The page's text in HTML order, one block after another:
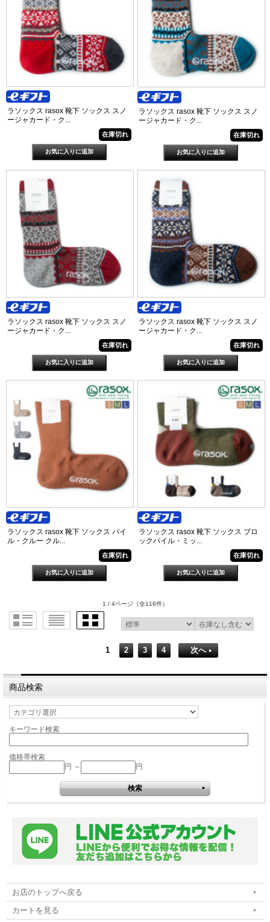
ラソックス rasox 靴下 ソックス スノ
ージャカード・ク...
在庫切れ
ラソックス rasox 靴下 ソックス スノ
ージャカード・ク...
在庫切れ
ラソックス rasox 靴下 ソックス スノ
ージャカード・ク...
在庫切れ
ラソックス rasox 靴下 ソックス スノ
ージャカード・ク...
在庫切れ
ラソックス rasox 靴下 ソックス パイ
ル・クルー クル...
在庫切れ
ラソックス rasox 靴下 ソックス ブロ
ックパイル・ミッ...
在庫切れ
1 / 4ページ （全116件）
1 2 3 4 次へ
商品検索
キーワード検索
価格帯検索
円 ～
円
お店のトップへ戻る
カートを見る